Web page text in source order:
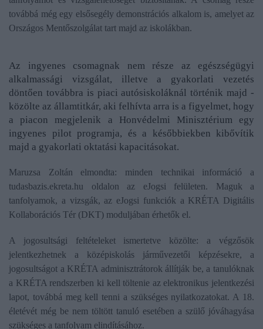
továbbá még egy elsősegély demonstrációs alkalom is, amelyet az
Országos Mentőszolgálat tart majd az iskolákban.
Az ingyenes csomagnak nem része az egészségügyi
alkalmassági vizsgálat, illetve a gyakorlati vezetés
döntően továbbra is piaci autósiskoláknál történik majd -
közölte az államtitkár, aki felhívta arra is a figyelmet, hogy
a piacon megjelenik a Honvédelmi Minisztérium egy
ingyenes pilot programja, és a későbbiekben kibővítik
majd a gyakorlati oktatási kapacitásokat.
Maruzsa Zoltán elmondta: minden technikai információ a
tudasbazis.ekreta.hu oldalon az eJogsi felületen. Maguk a
tanfolyamok, a vizsgák, az eJogsi funkciók a KRÉTA Digitális
Kollaborációs Tér (DKT) moduljában érhetők el.
A jogosultsági feltételeket ismertetve közölte: a végzősök
jelentkezhetnek a középiskolás járművezetői képzésekre, a
jogosultságot a KRÉTA adminisztrátorok állítják be, a tanulóknak
a KRÉTA rendszerben ki kell töltenie az elektronikus jelentkezési
lapot, továbbá meg kell tenni a szükséges nyilatkozatokat. A 18.
életévét még be nem töltött tanuló esetében a szülő jóváhagyása
szükséges a tanfolyam elindításához.